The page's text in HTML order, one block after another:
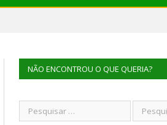
NÃO ENCONTROU O QUE QUERIA?